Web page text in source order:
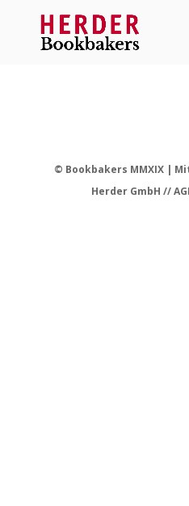
© Bookbakers MMXIX |
Herder GmbH //